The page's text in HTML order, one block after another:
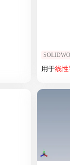
用于线性